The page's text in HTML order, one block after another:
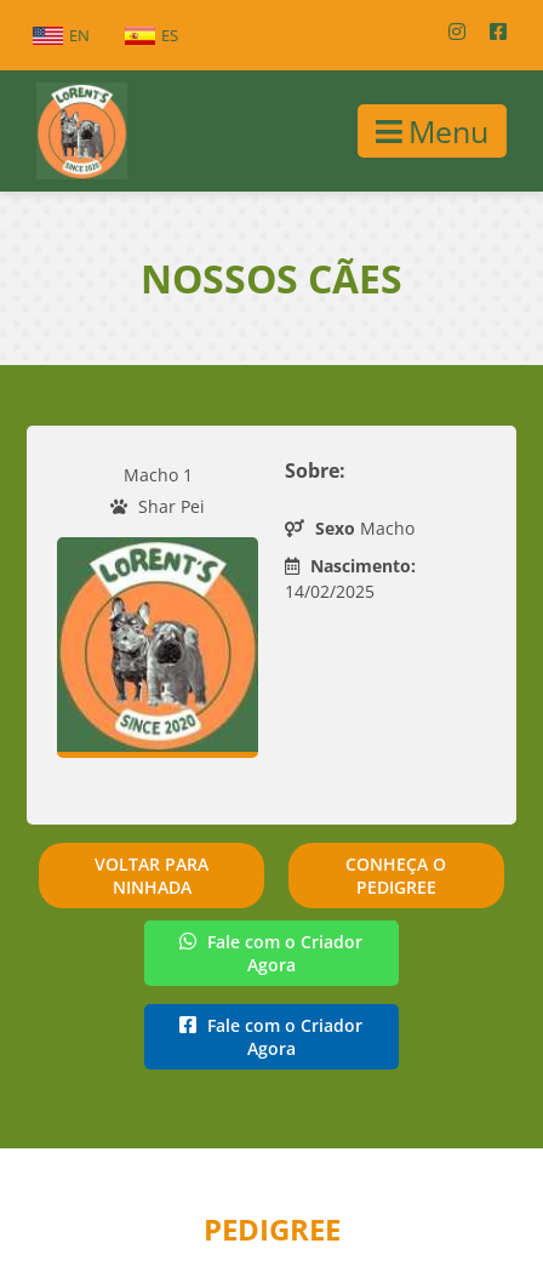
EN ES
Menu
NOSSOS CÃES
Macho 1
Shar Pei
Sobre:
Sexo Macho
Nascimento:
14/02/2025
VOLTAR PARA
NINHADA
CONHEÇA O
PEDIGREE
Fale com o Criador
Agora
Fale com o Criador
Agora
PEDIGREE